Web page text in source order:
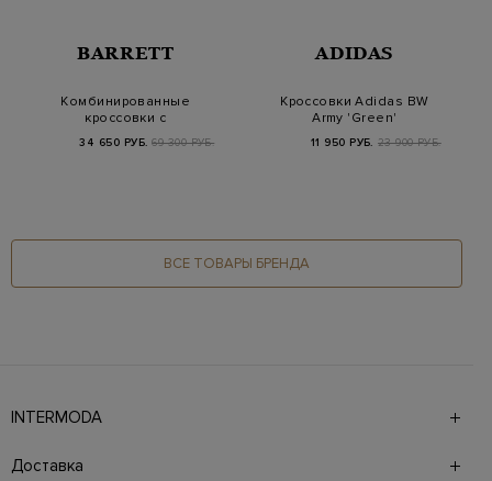
BARRETT
Комбинированные
кроссовки с
протекто…
34 650 РУБ. 69 300 РУБ.
ADIDAS
Кроссовки Adidas BW
Army 'Green'
11 950 РУБ. 23 900 РУБ.
ВСЕ ТОВАРЫ БРЕНДА
INTERMODA
брендов на 4 этажах в самом центре города. На сайте
также презентованы новинки с последних показов и
Доставка